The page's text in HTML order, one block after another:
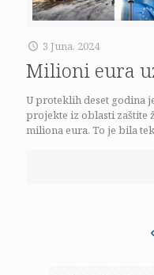
3 Juna, 2024
Milioni eura
U proteklih deset godina
projekte iz oblasti zaštite
miliona eura. To je bila